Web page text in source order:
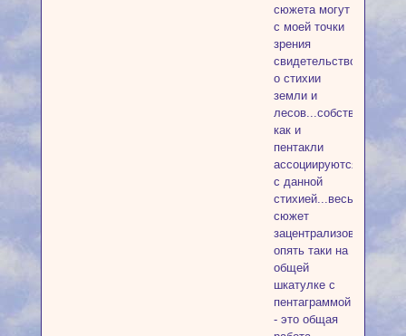
сюжета могут
с моей точки
зрения
свидетельствовать
о стихии
земли и
лесов...собственно
как и
пентакли
ассоциируются
с данной
стихией...весь
сюжет
зацентрализован
опять таки на
общей
шкатулке с
пентаграммой
- это общая